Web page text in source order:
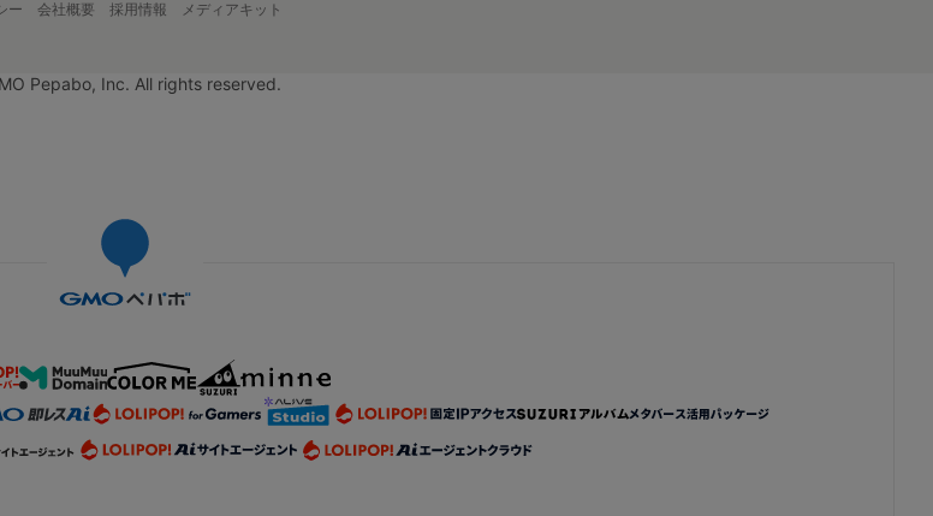
ー 会社概要 採用情報 メディアキット
Pepabo, Inc. All rights reserved.